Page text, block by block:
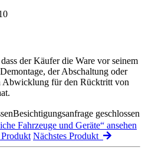
der Käufer die Ware vor seinem
der Abschaltung oder
Abwicklung für den Rücktritt von
Besichtigungsanfrage geschlossen
Fahrzeuge und Geräte“ ansehen
Nächstes Produkt